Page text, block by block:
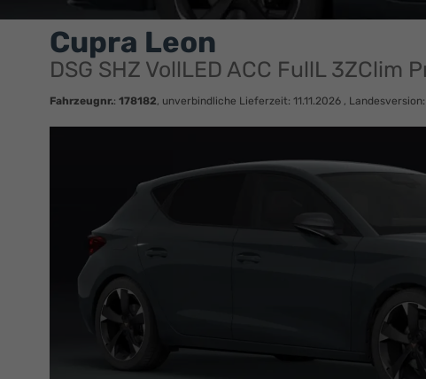
Cupra Leon
DSG SHZ VollLED ACC FullL 3ZClim
Fahrzeugnr.: 178182, unverbindliche Lieferzeit: 11.11.2026 ,